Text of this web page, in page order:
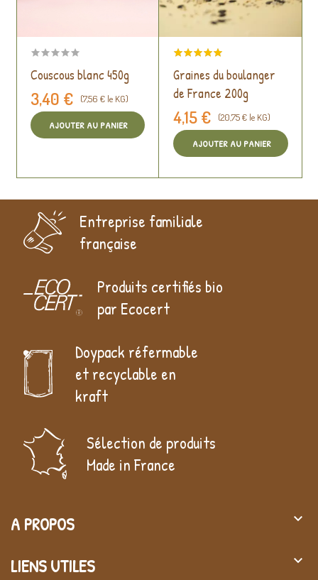
Couscous blanc 450g
3,40 € (7,56 € le KG)
AJOUTER AU PANIER
Graines du boulanger
de France 200g
4,15 € (20,75 € le KG)
AJOUTER AU PANIER
Entreprise familiale
française
Produits certifiés bio
par Ecocert
Doypack réfermable
et recyclable en
kraft
Sélection de produits
Made in France
A PROPOS keyboard_arrow_down
LIENS UTILES keyboard_arrow_down